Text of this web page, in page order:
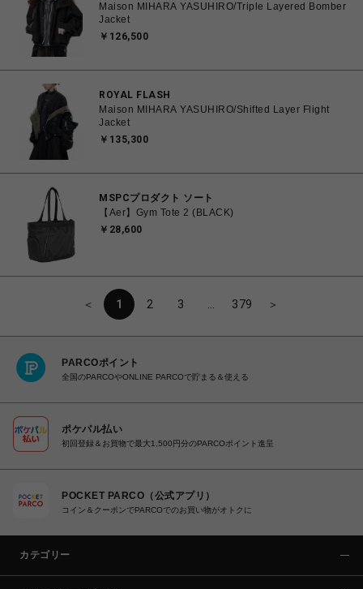
Maison MIHARA YASUHIRO/Triple Layered Bomber
Jacket
￥126,500
ROYAL FLASH
Maison MIHARA YASUHIRO/Shifted Layer Flight
Jacket
￥135,300
MSPCプロダクト ソート
【Aer】Gym Tote 2 (BLACK)
￥28,600
＜ 1 2 3 379 ＞
PARCOポイント
全国のPARCOやONLINE PARCOで貯まる＆使える
ポケパル払い
初回登録＆お買物で最大1,500円分のPARCOポイント進呈
POCKET PARCO（公式アプリ）
コイン＆クーポンでPARCOでのお買い物がオトクに
カテゴリー